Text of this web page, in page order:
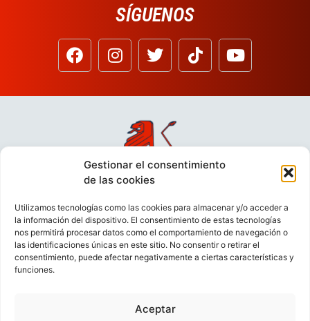
Gestionar el consentimiento
de las cookies
Utilizamos tecnologías como las cookies para almacenar y/o acceder a
la información del dispositivo. El consentimiento de estas tecnologías
nos permitirá procesar datos como el comportamiento de navegación o
las identificaciones únicas en este sitio. No consentir o retirar el
consentimiento, puede afectar negativamente a ciertas características y
funciones.
Aceptar
SÍGUENOS